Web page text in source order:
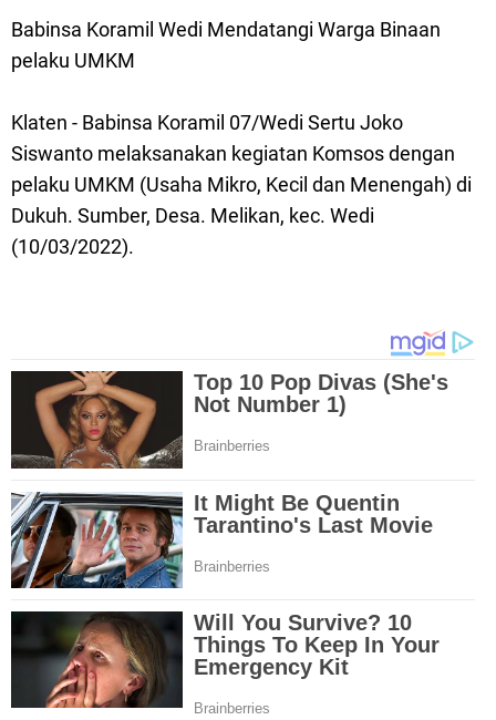
Babinsa Koramil Wedi Mendatangi Warga Binaan
pelaku UMKM
Klaten - Babinsa Koramil 07/Wedi Sertu Joko
Siswanto melaksanakan kegiatan Komsos dengan
pelaku UMKM (Usaha Mikro, Kecil dan Menengah) di
Dukuh. Sumber, Desa. Melikan, kec. Wedi
(10/03/2022).